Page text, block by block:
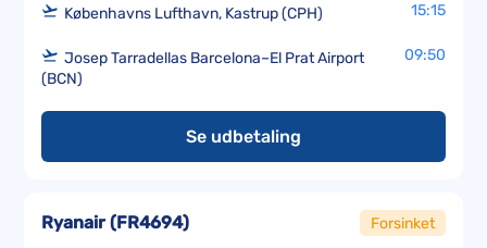
Københavns Lufthavn, Kastrup (CPH) 15:15
Josep Tarradellas Barcelona–El Prat Airport
(BCN)
09:50
Se udbetaling
Ryanair(FR4694) Forsinket